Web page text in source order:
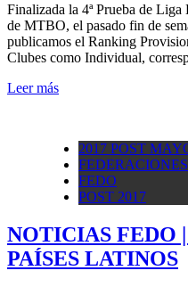
Finalizada la 4ª Prueba de Liga
de MTBO, el pasado fin de
publicamos el Ranking
Clubes como Individual,
Leer más
2017 POST
FEDERACIONES
FEDO
POST 2017
NOTICIAS FEDO
PAÍSES LATINOS